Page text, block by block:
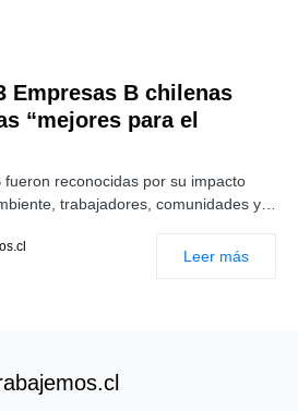
Empresas B chilenas
“mejores para el
reconocidas por su impacto
trabajadores, comunidades y…
Leer más